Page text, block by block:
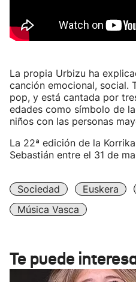
La propia Urbizu ha
canción emocional, social.
pop, y está cantada por
edades como símbolo de
niños con las personas
La 22ª edición de la
Sebastián entre el 31 de
Sociedad Euskera
Música Vasca
Te puede